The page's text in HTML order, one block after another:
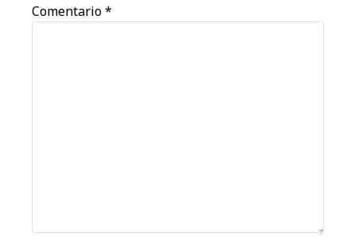
Comentario*